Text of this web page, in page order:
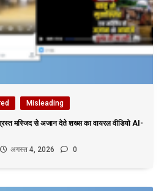
Misleading
मस्जिद से अजान देते शख्स का वायरल वीडियो AI-
अगस्त 4, 2026 0